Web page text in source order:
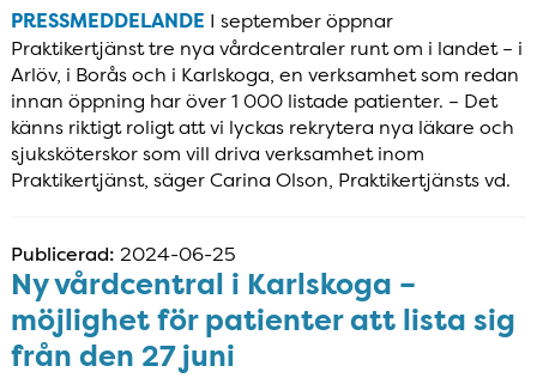
PRESSMEDDELANDE I september öppnar
Praktikertjänst tre nya vårdcentraler runt om i landet – i
Arlöv, i Borås och i Karlskoga, en verksamhet som redan
innan öppning har över 1 000 listade patienter. – Det
känns riktigt roligt att vi lyckas rekrytera nya läkare och
sjuksköterskor som vill driva verksamhet inom
Praktikertjänst, säger Carina Olson, Praktikertjänsts vd.
Publicerad: 2024-06-25
Ny vårdcentral i Karlskoga –
möjlighet för patienter att lista sig
från den 27 juni